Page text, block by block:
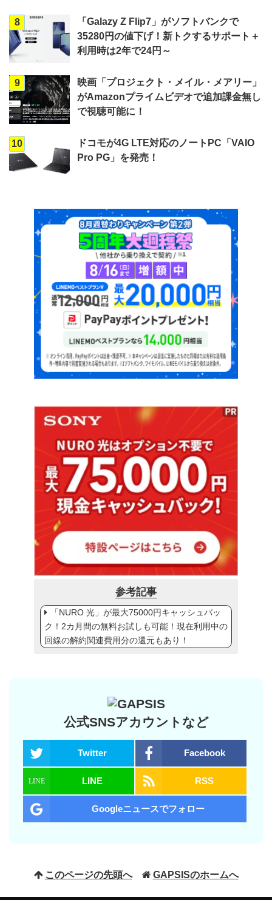
8
「Galazy Z Flip7」がソフトバンクで
35280円の値下げ！新トクするサポート＋
利用時は2年で24円～
9
映画「プロジェクト・メイル・メアリー」
がAmazonプライムビデオで追加課金無し
で視聴可能に！
10
ドコモが4G LTE対応のノートPC「VAIO
Pro PG」を発売！
参考記事
「NURO 光」が最大75000円キャッシュバッ
ク！2カ月間の無料お試しも可能！現在利用中の
回線の解約関連費用分の還元もあり！
公式SNSアカウントなど
Twitter Facebook
LINE RSS
Googleニュースでフォロー
このページの先頭へ GAPSISのホームへ